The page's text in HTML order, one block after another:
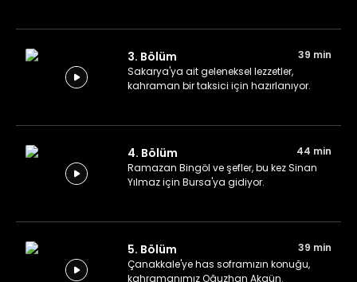
3. Bölüm
39 min
Sakarya'ya ait geleneksel lezzetler,
kahraman bir taksici için hazırlanıyor.
4. Bölüm
44 min
Ramazan Bingöl ve şefler, bu kez Sinan
Yılmaz için Bursa'ya gidiyor.
5. Bölüm
39 min
Çanakkale'ye has soframızın konuğu,
kahramanımız Oğuzhan Akgün.